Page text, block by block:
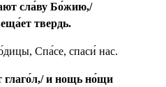
сла́ву Бо́жию,/
твердь.
Спа́се, спаси́ нас.
глаго́л,/ и нощь но́щи